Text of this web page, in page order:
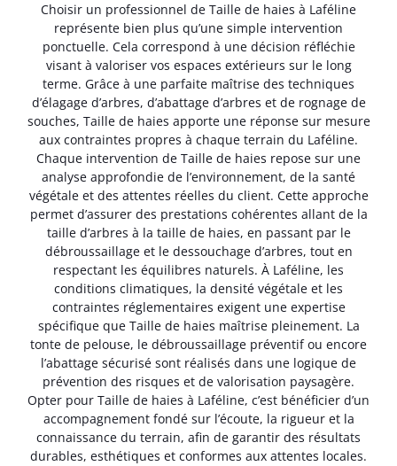
Choisir un professionnel de Taille de haies à Laféline
représente bien plus qu’une simple intervention
ponctuelle. Cela correspond à une décision réfléchie
visant à valoriser vos espaces extérieurs sur le long
terme. Grâce à une parfaite maîtrise des techniques
d’élagage d’arbres, d’abattage d’arbres et de rognage de
souches, Taille de haies apporte une réponse sur mesure
aux contraintes propres à chaque terrain du Laféline.
Chaque intervention de Taille de haies repose sur une
analyse approfondie de l’environnement, de la santé
végétale et des attentes réelles du client. Cette approche
permet d’assurer des prestations cohérentes allant de la
taille d’arbres à la taille de haies, en passant par le
débroussaillage et le dessouchage d’arbres, tout en
respectant les équilibres naturels. À Laféline, les
conditions climatiques, la densité végétale et les
contraintes réglementaires exigent une expertise
spécifique que Taille de haies maîtrise pleinement. La
tonte de pelouse, le débroussaillage préventif ou encore
l’abattage sécurisé sont réalisés dans une logique de
prévention des risques et de valorisation paysagère.
Opter pour Taille de haies à Laféline, c’est bénéficier d’un
accompagnement fondé sur l’écoute, la rigueur et la
connaissance du terrain, afin de garantir des résultats
durables, esthétiques et conformes aux attentes locales.